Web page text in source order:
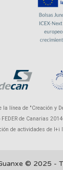
línea de "Creación y
de Canarias
de actividades de
© 2025 -